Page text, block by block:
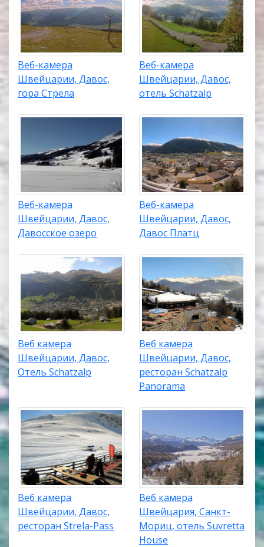
Веб-камера
Швейцарии, Давос,
гора Стрела
Веб-камера
Швейцарии, Давос,
отель Schatzalp
Веб-камера
Швейцарии, Давос,
Давосское озеро
Веб-камера
Швейцарии, Давос,
Давос Платц
Веб камера
Швейцарии, Давос,
Отель Schatzalp
Веб камера
Швейцарии, Давос,
ресторан Schatzalp
Panorama
Веб камера
Швейцарии, Давос,
ресторан Strela-Pass
Веб камера
Швейцария, Санкт-
Мориц, отель Suvretta
House